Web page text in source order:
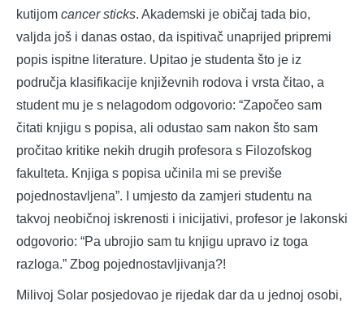
kutijom cancer sticks. Akademski je običaj tada bio,
valjda još i danas ostao, da ispitivač unaprijed pripremi
popis ispitne literature. Upitao je studenta što je iz
područja klasifikacije književnih rodova i vrsta čitao, a
student mu je s nelagodom odgovorio: “Započeo sam
čitati knjigu s popisa, ali odustao sam nakon što sam
pročitao kritike nekih drugih profesora s Filozofskog
fakulteta. Knjiga s popisa učinila mi se previše
pojednostavljena”. I umjesto da zamjeri studentu na
takvoj neobičnoj iskrenosti i inicijativi, profesor je lakonski
odgovorio: “Pa ubrojio sam tu knjigu upravo iz toga
razloga.” Zbog pojednostavljivanja?!
Milivoj Solar posjedovao je rijedak dar da u jednoj osobi,